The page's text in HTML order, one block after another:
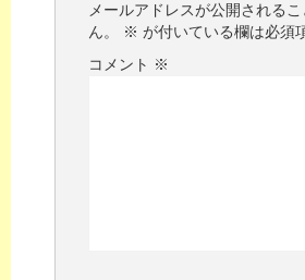
メールアドレスが公開される
ん。
※ が付いている欄は必須
コメント ※